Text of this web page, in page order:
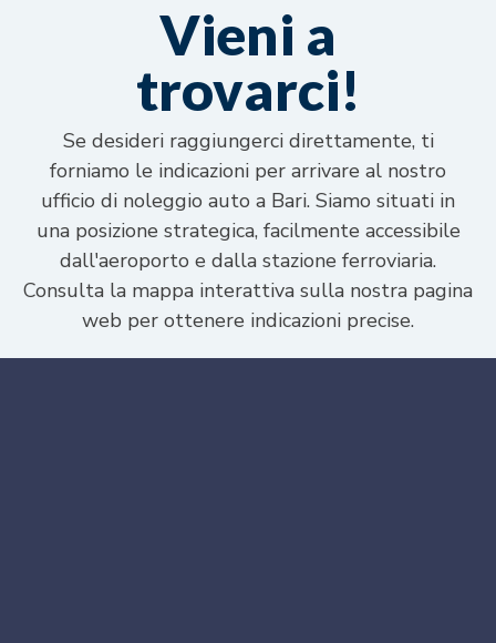
Vieni a
trovarci!
Se desideri raggiungerci direttamente, ti
forniamo le indicazioni per arrivare al nostro
ufficio di noleggio auto a Bari. Siamo situati in
una posizione strategica, facilmente accessibile
dall'aeroporto e dalla stazione ferroviaria.
Consulta la mappa interattiva sulla nostra pagina
web per ottenere indicazioni precise.